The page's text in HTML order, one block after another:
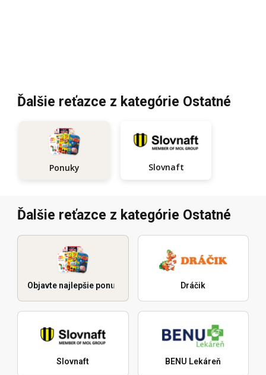
Ďalšie reťazce z kategórie Ostatné
Ponuky Slovnaft
Ďalšie reťazce z kategórie Ostatné
Objavte najlepšie ponuky Dráčik
Slovnaft BENU Lekáreň